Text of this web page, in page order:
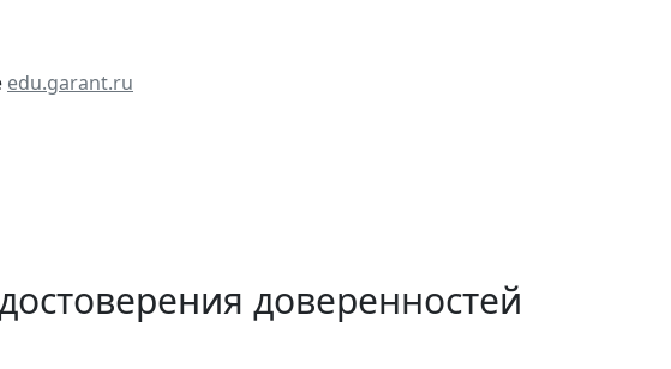
edu.garant.ru
доверенностей